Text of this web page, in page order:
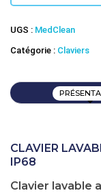
IP68
UGS : MedClean
Catégorie : Claviers
CLAVIER
IP68
Clavier lavable